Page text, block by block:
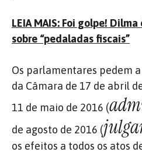
LEIA MAIS: Foi golpe!
sobre “pedaladas fiscais”
Os parlamentares pedem
da Câmara de 17 de abril
11 de maio de 2016 (
de agosto de 2016 (
os efeitos a todos os atos